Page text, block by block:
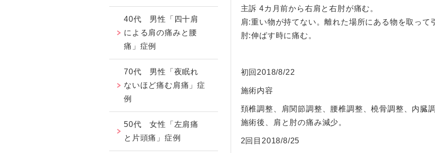
主訴 4カ月前から右肩と右肘が痛む。
肩:重い物が持てない。離れた場所にある物を取って
肘:伸ばす時に痛む。
初回2018/8/22
施術内容
頚椎調整、肩関節調整、腰椎調整、橈骨調整、内臓
施術後、肩と肘の痛み減少。
2回目2018/8/25
40代 男性「四十肩
による肩の痛みと腰
痛」症例
70代 男性「夜眠れ
ないほど痛む肩痛」症
例
50代 女性「左肩痛
と片頭痛」症例